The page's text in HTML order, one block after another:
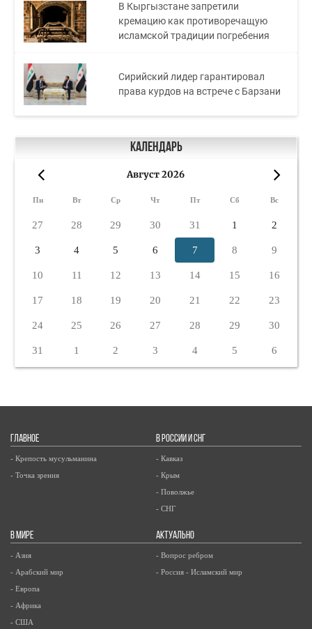
В Кыргызстане запретили
кремацию как противоречащую
исламской традиции погребения
Сирийский лидер гарантировал
права курдов на встрече с Барзани
Календарь
Август 2026
Пн Вт Ср Чт Пт Сб Вс
27 28 29 30 31 1 2
3 4 5 6 7 8 9
10 11 12 13 14 15 16
17 18 19 20 21 22 23
24 25 26 27 28 29 30
31 1 2 3 4 5 6
ГЛАВНОЕ
- Крепость мусульманина
- Точка зрения
В РОССИИ И СНГ
- Кавказ
- Крым
- Поволжье
- СНГ
В МИРЕ
- Азия
- Арабский мир
- Европа
- Африка
- США
АКТУАЛЬНО
- Вопрос ребром
- Россия - Исламский мир